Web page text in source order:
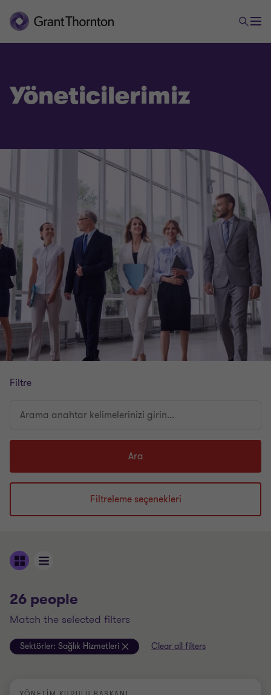
Yöneticilerimiz
Filtre
Filtreleme seçenekleri
anahtar
Ara
26 people
match the selected filters
Sektörler: Sağlık Hizmetleri Clear all filters